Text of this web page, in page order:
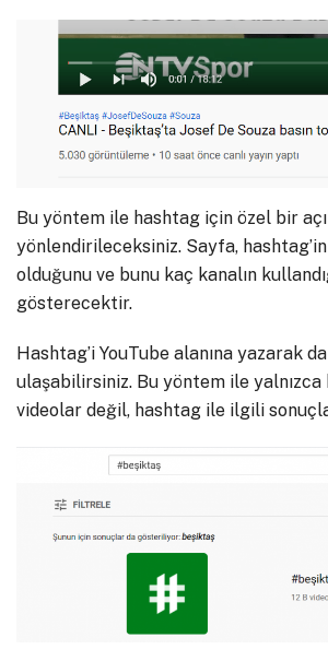
Bu yöntem ile hashtag için özel bir
yönlendirileceksiniz. Sayfa,
olduğunu ve bunu kaç kanalın
gösterecektir.
Hashtag’i YouTube alanına yazarak
ulaşabilirsiniz. Bu yöntem ile
videolar değil, hashtag ile ilgili